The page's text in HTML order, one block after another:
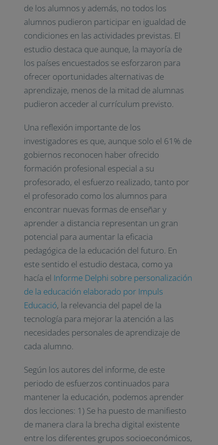
de los alumnos y además, no todos los
alumnos pudieron participar en igualdad de
condiciones en las actividades previstas. El
estudio destaca que aunque, la mayoría de
los países encuestados se esforzaron para
ofrecer oportunidades alternativas de
aprendizaje, menos de la mitad de alumnas
pudieron acceder al currículum previsto.
Una reflexión importante de los
investigadores es que, aunque solo el 61% de
gobiernos reconocen haber ofrecido
formación profesional especial a su
profesorado, el esfuerzo realizado, tanto por
el profesorado como los alumnos para
encontrar nuevas formas de enseñar y
aprender a distancia representan un gran
potencial para aumentar la eficacia
pedagógica de la educación del futuro. En
este sentido el estudio destaca, como ya
hacía el Informe Delphi sobre personalización
de la educación elaborado por Impuls
Educació, la relevancia del papel de la
tecnología para mejorar la atención a las
necesidades personales de aprendizaje de
cada alumno.
Según los autores del informe, de este
periodo de esfuerzos continuados para
mantener la educación, podemos aprender
dos lecciones: 1) Se ha puesto de manifiesto
de manera clara la brecha digital existente
entre los diferentes grupos socioeconómicos,